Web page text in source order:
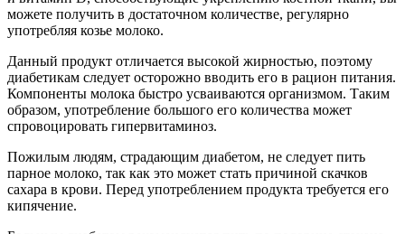
можете получить в достаточном количестве, регулярно
употребляя козье молоко.
Данный продукт отличается высокой жирностью, поэтому
диабетикам следует осторожно вводить его в рацион питания.
Компоненты молока быстро усваиваются организмом. Таким
образом, употребление большого его количества может
спровоцировать гипервитаминоз.
Пожилым людям, страдающим диабетом, не следует пить
парное молоко, так как это может стать причиной скачков
сахара в крови. Перед употреблением продукта требуется его
кипячение.